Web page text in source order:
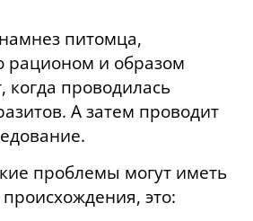
питомца,
рационом и образом
когда проводилась
А затем проводит
проблемы могут иметь
это: